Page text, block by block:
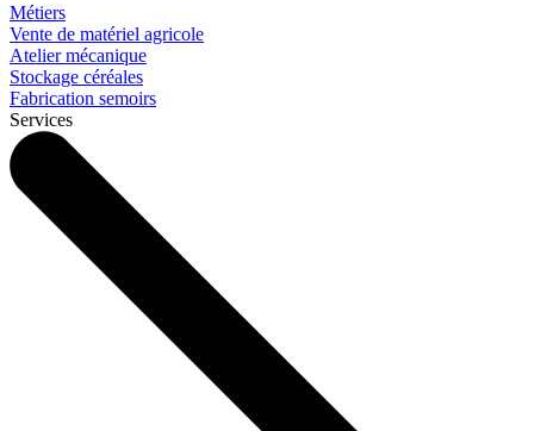
Métiers
Vente de matériel agricole
Atelier mécanique
Stockage céréales
Fabrication semoirs
Services